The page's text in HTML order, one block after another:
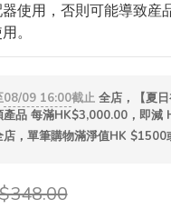
使用，否則可能導致産
。
08/09 16:00截止全店，【夏日
產品 每滿HK$3,000.00，即減
店，單筆購物滿淨值HK $1500